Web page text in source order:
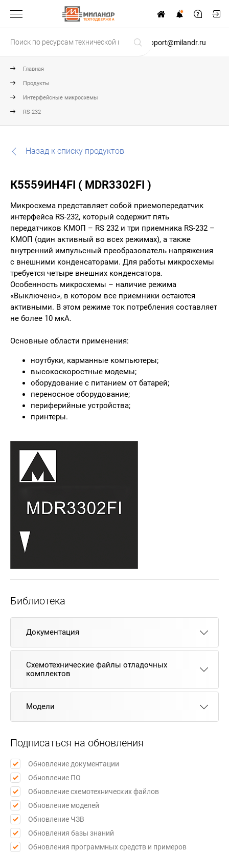
ТЕХПОДДЕРЖКА
support@milandr.ru
Главная
Продукты
Интерфейсные микросхемы
RS-232
Назад к списку продуктов
К5559ИН4FI ( MDR3302FI )
Микросхема представляет собой приемопередатчик
интерфейса RS-232, который содержит пять
передатчиков КМОП – RS 232 и три приемника RS-232 –
КМОП (один активный во всех режимах), а также
внутренний импульсный преобразователь напряжения
с внешними конденсаторами. Для работы микросхемы
требуется четыре внешних конденсатора.
Особенность микросхемы – наличие режима
«Выключено», в котором все приемники остаются
активными. В этом режиме ток потребления составляет
не более 10 мкА.
Основные области применения:
ноутбуки, карманные компьютеры;
высокоскоростные модемы;
оборудование с питанием от батарей;
переносное оборудование;
периферийные устройства;
принтеры.
Библиотека
Документация
Схемотехнические файлы отладочных
комплектов
Модели
Подписаться на обновления
Обновление документации
Обновление ПО
Обновление схемотехнических файлов
Обновление моделей
Обновление ЧЗВ
Обновления базы знаний
Обновления программных средств и примеров